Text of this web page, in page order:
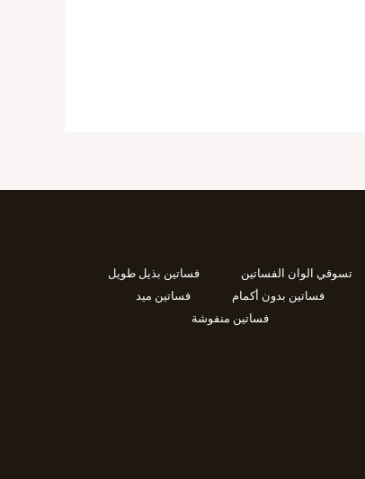
تسوقي الوان الفساتين
فساتين بذيل طويل
فساتين بدون أكمام
فساتين ميد
فساتين منفوشة